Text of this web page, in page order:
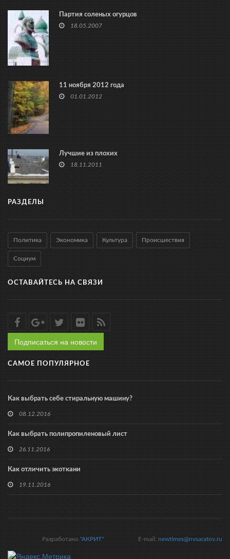
Партия соленых огурцов
18.05.2007
11 ноября 2012 года
01.01.2012
Лучшие из плохих
18.11.2011
РАЗДЕЛЫ
Политика Экономика Культура Происшествия
Социум
ОСТАВАЙТЕСЬ НА СВЯЗИ
Подписаться на новости
САМОЕ ПОПУЛЯРНОЕ
Как выбрать себе стиральную машину?
08.12.2016
Как выбрать полипропиленовый лист
26.11.2016
Как отличить экоткани
19.11.2016
E-mail: newtimes@nvsaratov.ru
Разработано "АКРИТ"